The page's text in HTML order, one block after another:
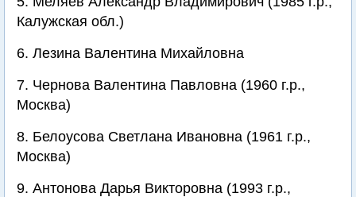
Калужская обл.)
6. Лезина Валентина Михайловна
7. Чернова Валентина Павловна (1960 г.р.,
Москва)
8. Белоусова Светлана Ивановна (1961 г.р.,
Москва)
9. Антонова Дарья Викторовна (1993 г.р.,